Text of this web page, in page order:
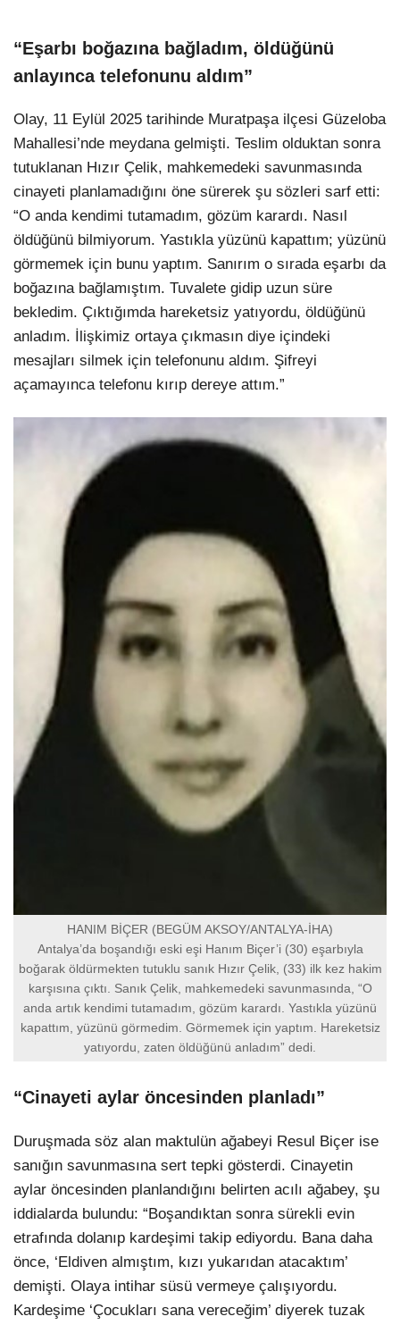
“Eşarbı boğazına bağladım, öldüğünü
anlayınca telefonunu aldım”
Olay, 11 Eylül 2025 tarihinde Muratpaşa ilçesi Güzeloba
Mahallesi’nde meydana gelmişti. Teslim olduktan sonra
tutuklanan Hızır Çelik, mahkemedeki savunmasında
cinayeti planlamadığını öne sürerek şu sözleri sarf etti:
“O anda kendimi tutamadım, gözüm karardı. Nasıl
öldüğünü bilmiyorum. Yastıkla yüzünü kapattım; yüzünü
görmemek için bunu yaptım. Sanırım o sırada eşarbı da
boğazına bağlamıştım. Tuvalete gidip uzun süre
bekledim. Çıktığımda hareketsiz yatıyordu, öldüğünü
anladım. İlişkimiz ortaya çıkmasın diye içindeki
mesajları silmek için telefonunu aldım. Şifreyi
açamayınca telefonu kırıp dereye attım.”
HANIM BİÇER (BEGÜM AKSOY/ANTALYA-İHA)
Antalya’da boşandığı eski eşi Hanım Biçer’i (30) eşarbıyla
boğarak öldürmekten tutuklu sanık Hızır Çelik, (33) ilk kez hakim
karşısına çıktı. Sanık Çelik, mahkemedeki savunmasında, “O
anda artık kendimi tutamadım, gözüm karardı. Yastıkla yüzünü
kapattım, yüzünü görmedim. Görmemek için yaptım. Hareketsiz
yatıyordu, zaten öldüğünü anladım” dedi.
“Cinayeti aylar öncesinden planladı”
Duruşmada söz alan maktulün ağabeyi Resul Biçer ise
sanığın savunmasına sert tepki gösterdi. Cinayetin
aylar öncesinden planlandığını belirten acılı ağabey, şu
iddialarda bulundu: “Boşandıktan sonra sürekli evin
etrafında dolanıp kardeşimi takip ediyordu. Bana daha
önce, ‘Eldiven almıştım, kızı yukarıdan atacaktım’
demişti. Olaya intihar süsü vermeye çalışıyordu.
Kardeşime ‘Çocukları sana vereceğim’ diyerek tuzak